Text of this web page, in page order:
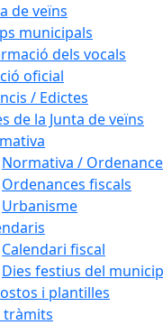
de veïns
municipals
dels vocals
oficial
/ Edictes
de la Junta de veïns
Normativa /
Ordenances fiscals
Urbanisme
Calendari fiscal
Dies festius del
i plantilles
tràmits